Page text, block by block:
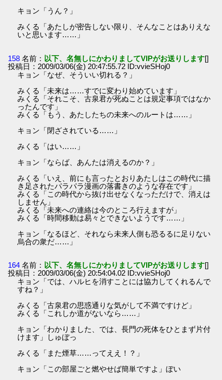
キョン「うん？」
みくる「あたしが密告しない限り、そんなことはありえな
いと思います……」
158 名前： 以下、名無しにかわりましてVIPがお送りします[]
投稿日：2009/03/06(金) 20:47:55.72 ID:vvieSHoj0
キョン「なぜ、そういい切れる？」
みくる「未来は……すでに変わり始めています」
みくる「それこそ、古泉君が死ぬことは規定事項ではなか
ったんです」
みくる「もう、あたしたちの未来へのルートは……」
キョン「閉ざされている……」
みくる「はい……」
キョン「ならば、あんたは消えるのか？」
みくる「いえ、前にも言ったとおりあたしはこの時代に描
き足されたパラパラ漫画の落書きのような存在です」
みくる「この時代から抜け出せなくなっただけで、消えは
しません」
みくる「未来への連絡は今のところ行えますが」
みくる「時間移動は易々とできないようです……」
キョン「なるほど、それなら未来人側も恐るるに足りない
烏合の衆だ……」
164 名前： 以下、名無しにかわりましてVIPがお送りします[]
投稿日：2009/03/06(金) 20:54:04.02 ID:vvieSHoj0
キョン「では、ハルヒを消すことには協力してくれるんで
すね？」
みくる「古泉君の思惑通りな気がして不満ですけど」
みくる「これしか道がないなら……」
キョン「わかりました、では、長門の死体をひとまず片付
けます」しゅぼっ
みくる「また煙草……ってええ！？」
キョン「この部屋ごと燃やせば簡単ですよ」ぽい